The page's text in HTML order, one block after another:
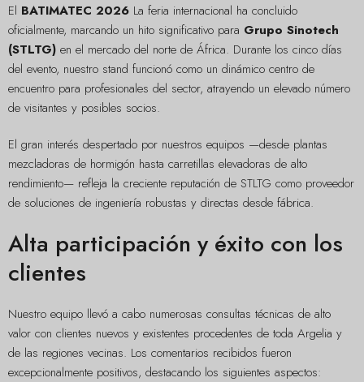
El BATIMATEC 2026 La feria internacional ha concluido
oficialmente, marcando un hito significativo para Grupo Sinotech
(STLTG) en el mercado del norte de África. Durante los cinco días
del evento, nuestro stand funcionó como un dinámico centro de
encuentro para profesionales del sector, atrayendo un elevado número
de visitantes y posibles socios.
El gran interés despertado por nuestros equipos —desde plantas
mezcladoras de hormigón hasta carretillas elevadoras de alto
rendimiento— refleja la creciente reputación de STLTG como proveedor
de soluciones de ingeniería robustas y directas desde fábrica.
Alta participación y éxito con los
clientes
Nuestro equipo llevó a cabo numerosas consultas técnicas de alto
valor con clientes nuevos y existentes procedentes de toda Argelia y
de las regiones vecinas. Los comentarios recibidos fueron
excepcionalmente positivos, destacando los siguientes aspectos: